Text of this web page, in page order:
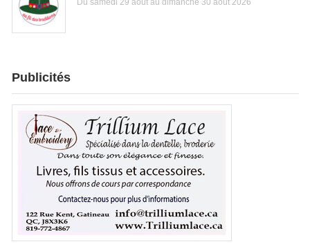
Du samedi 29 août au dimanche 30 août 2026
Publicités